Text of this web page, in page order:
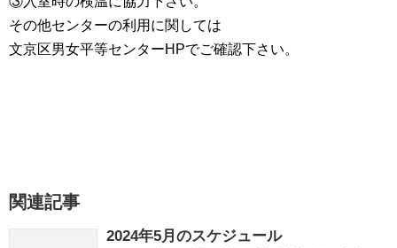
その他センターの利用に関しては
文京区男女平等センターHPでご確認下さい。
関連記事
2024年5月のスケジュール